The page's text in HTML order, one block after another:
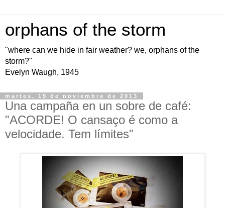
orphans of the storm
"where can we hide in fair weather? we, orphans of the
storm?"
Evelyn Waugh, 1945
martes, 19 de noviembre de 2013
Una campaña en un sobre de café:
"ACORDE! O cansaço é como a
velocidade. Tem límites"